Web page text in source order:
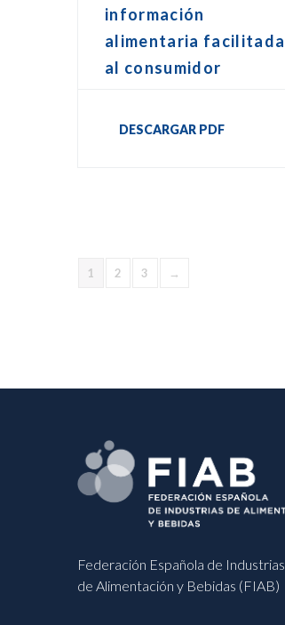
información
alimentaria facilitada
al consumidor
DESCARGAR PDF
1 2 3 →
Federación Española de Industrias
de Alimentación y Bebidas (FIAB)